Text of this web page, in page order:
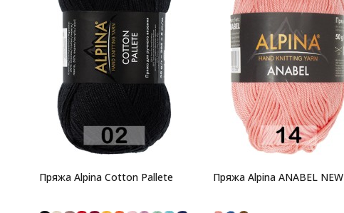
Пряжа Alpina Cotton Pallete Пряжа Alpina ANABEL NEW